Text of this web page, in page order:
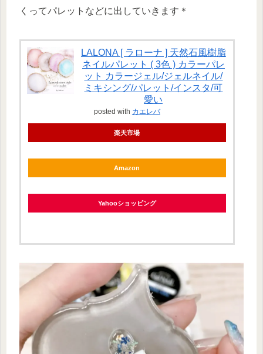
くってパレットなどに出していきます＊
LALONA [ ラローナ ] 天然石風樹脂
ネイルパレット ( 3色 ) カラーパレ
ット カラージェル/ジェルネイル/
ミキシング/パレット/インスタ/可
愛い
posted with カエレバ
楽天市場
Amazon
Yahooショッピング